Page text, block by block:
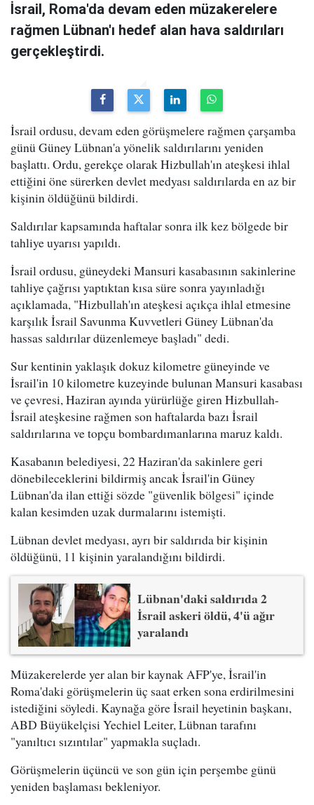
İsrail, Roma'da devam eden müzakerelere
rağmen Lübnan'ı hedef alan hava saldırıları
gerçekleştirdi.
İsrail ordusu, devam eden görüşmelere rağmen çarşamba
günü Güney Lübnan'a yönelik saldırılarını yeniden
başlattı. Ordu, gerekçe olarak Hizbullah'ın ateşkesi ihlal
ettiğini öne sürerken devlet medyası saldırılarda en az bir
kişinin öldüğünü bildirdi.
Saldırılar kapsamında haftalar sonra ilk kez bölgede bir
tahliye uyarısı yapıldı.
İsrail ordusu, güneydeki Mansuri kasabasının sakinlerine
tahliye çağrısı yaptıktan kısa süre sonra yayınladığı
açıklamada, "Hizbullah'ın ateşkesi açıkça ihlal etmesine
karşılık İsrail Savunma Kuvvetleri Güney Lübnan'da
hassas saldırılar düzenlemeye başladı" dedi.
Sur kentinin yaklaşık dokuz kilometre güneyinde ve
İsrail'in 10 kilometre kuzeyinde bulunan Mansuri kasabası
ve çevresi, Haziran ayında yürürlüğe giren Hizbullah-
İsrail ateşkesine rağmen son haftalarda bazı İsrail
saldırılarına ve topçu bombardımanlarına maruz kaldı.
Kasabanın belediyesi, 22 Haziran'da sakinlere geri
dönebileceklerini bildirmiş ancak İsrail'in Güney
Lübnan'da ilan ettiği sözde "güvenlik bölgesi" içinde
kalan kesimden uzak durmalarını istemişti.
Lübnan devlet medyası, ayrı bir saldırıda bir kişinin
öldüğünü, 11 kişinin yaralandığını bildirdi.
Lübnan'daki saldırıda 2
İsrail askeri öldü, 4'ü ağır
yaralandı
Müzakerelerde yer alan bir kaynak AFP'ye, İsrail'in
Roma'daki görüşmelerin üç saat erken sona erdirilmesini
istediğini söyledi. Kaynağa göre İsrail heyetinin başkanı,
ABD Büyükelçisi Yechiel Leiter, Lübnan tarafını
"yanıltıcı sızıntılar" yapmakla suçladı.
Görüşmelerin üçüncü ve son gün için perşembe günü
yeniden başlaması bekleniyor.